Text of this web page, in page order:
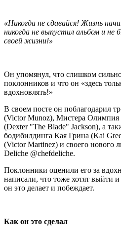
«Никогда не сдавайся! Жизнь
никогда не выпустил альбом и не
своей жизни!»
Он упомянул, что слишком
поклонников и что он «здесь
вдохновлять!»
В своем посте он поблагодарил
(Victor Munoz), Мистера Олимпия
(Dexter "The Blade" Jackson), а
бодибилдинга Кая Грина (Kai
(Victor Martinez) и своего нового
Deliche @chefdeliche.
Поклонники оценили его за
написали, что тоже хотят выйти и
он это делает и побеждает.
Как он это сделал